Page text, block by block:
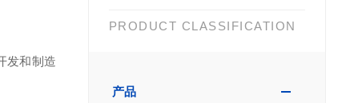
PRODUCT CLASSIFICATION
产品
发和制造